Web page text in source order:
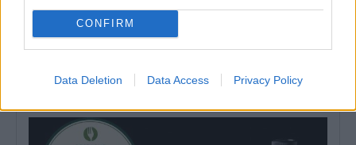
CONFIRM
Data Deletion Data Access Privacy Policy
Fiscalização da GNR termina com encerramento de
restaurante em Abela (Santiago do cacém)
localidade de Abela, no concelho de...